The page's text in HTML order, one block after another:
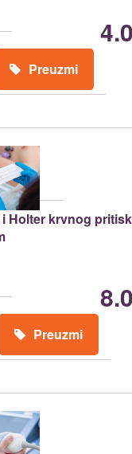
Preuzmi
i Holter krvnog
Preuzmi